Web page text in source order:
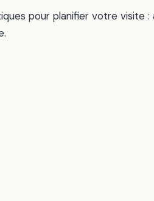
pour planifier votre visite